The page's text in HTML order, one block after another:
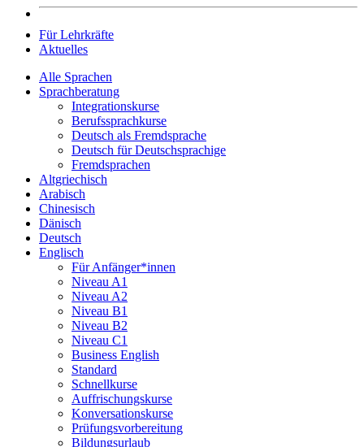
Für Lehrkräfte
Aktuelles
Alle Sprachen
Sprachberatung
Integrationskurse
Berufssprachkurse
Deutsch als Fremdsprache
Deutsch für Deutschsprachige
Fremdsprachen
Altgriechisch
Arabisch
Chinesisch
Dänisch
Deutsch
Englisch
Für Anfänger*innen
Niveau A1
Niveau A2
Niveau B1
Niveau B2
Niveau C1
Business English
Standard
Schnellkurse
Auffrischungskurse
Konversationskurse
Prüfungsvorbereitung
Bildungsurlaub